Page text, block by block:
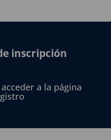
inscripción
a la página